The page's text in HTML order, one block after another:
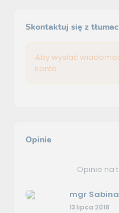
Skontaktuj się z
Aby wysłać
konto.
Opinie
Opinie na
mgr
13 lipca 2018